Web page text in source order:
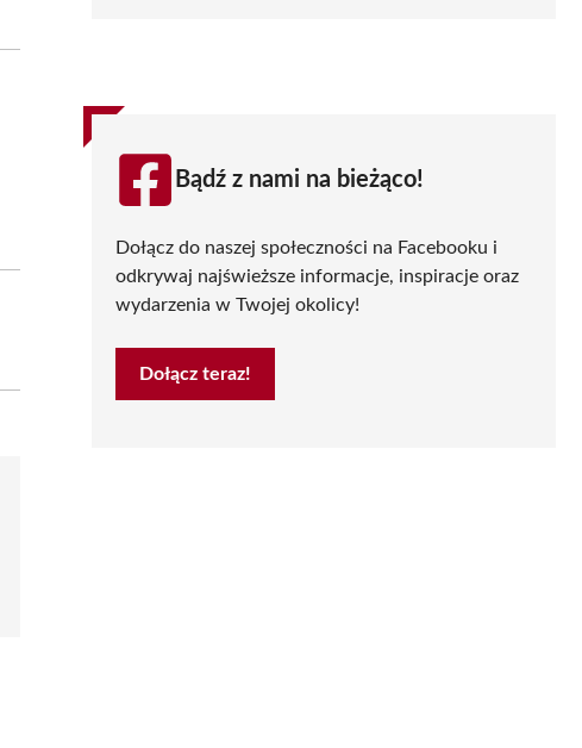
Bądź z nami na bieżąco!
Dołącz do naszej społeczności na Facebooku i
odkrywaj najświeższe informacje, inspiracje oraz
wydarzenia w Twojej okolicy!
Dołącz teraz!